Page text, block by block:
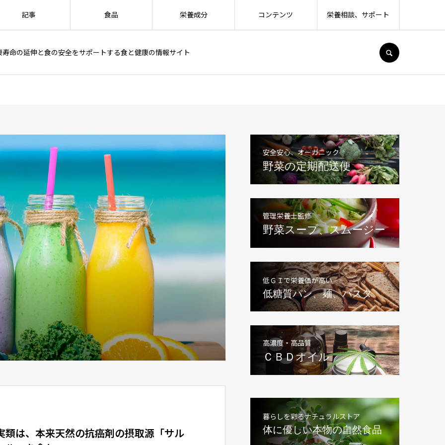
寿命の延伸と食の安全をサポートする食と健康の情報サイト
記事 食品 栄養成分 コンテンツ 栄養相談、サポート
類は、本来天然の抗癌剤の摂取源「サル
安全安心、オーガニック
野菜の定期配送便
管理栄養士監修
野菜スープ、スムージー
低ＧＩで栄養価が高い
低糖質パン、麺、パスタ
高濃度・高品質
ＣＢＤオイル
暮らしを彩るナチュラルストア
体に優しい本物の自然食品